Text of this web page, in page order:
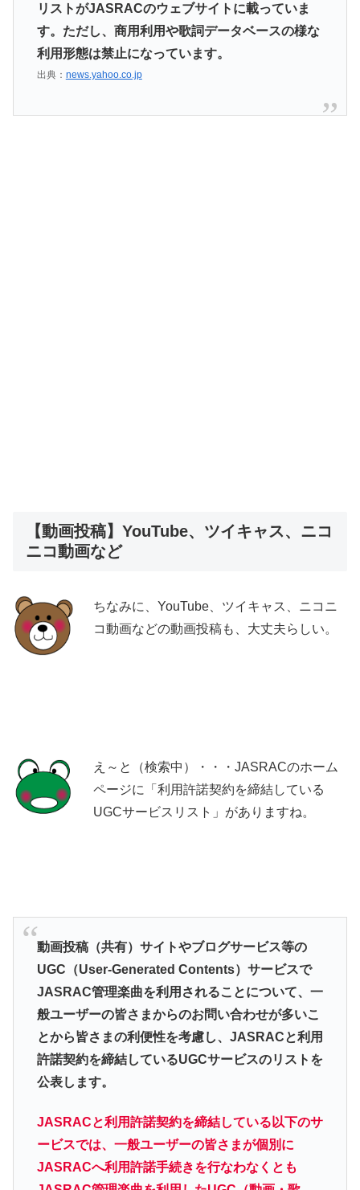
リストがJASRACのウェブサイトに載っていま
す。ただし、商用利用や歌詞データベースの様な
利用形態は禁止になっています。
出典： news.yahoo.co.jp
【動画投稿】YouTube、ツイキャス、ニコ
ニコ動画など
ちなみに、YouTube、ツイキャス、ニコニ
コ動画などの動画投稿も、大丈夫らしい。
え～と（検索中）・・・JASRACのホーム
ページに「利用許諾契約を締結している
UGCサービスリスト」がありますね。
動画投稿（共有）サイトやブログサービス等の
UGC（User-Generated Contents）サービスで
JASRAC管理楽曲を利用されることについて、一
般ユーザーの皆さまからのお問い合わせが多いこ
とから皆さまの利便性を考慮し、JASRACと利用
許諾契約を締結しているUGCサービスのリストを
公表します。
JASRACと利用許諾契約を締結している以下のサ
ービスでは、一般ユーザーの皆さまが個別に
JASRACへ利用許諾手続きを行なわなくとも